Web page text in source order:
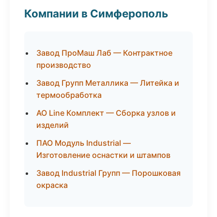
Компании в Симферополь
Завод ПроМаш Лаб — Контрактное
производство
Завод Групп Металлика — Литейка и
термообработка
АО Line Комплект — Сборка узлов и
изделий
ПАО Модуль Industrial —
Изготовление оснастки и штампов
Завод Industrial Групп — Порошковая
окраска